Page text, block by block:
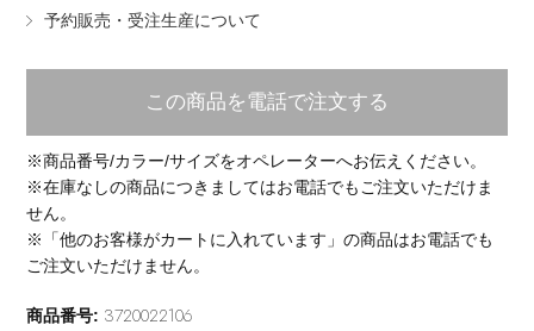
予約販売・受注生産について
この商品を電話で注文する
※商品番号/カラー/サイズをオペレーターへお伝えください。
※在庫なしの商品につきましてはお電話でもご注文いただけま
せん。
※「他のお客様がカートに入れています」の商品はお電話でも
ご注文いただけません。
商品番号: 3720022106